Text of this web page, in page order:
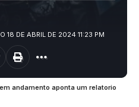
18 DE ABRIL DE 2024 11:23 PM
andamento aponta um relatorio